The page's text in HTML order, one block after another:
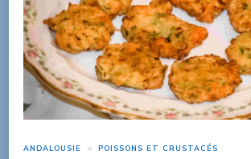
ANDALOUSIE POISSONS ET CRUSTACÉS